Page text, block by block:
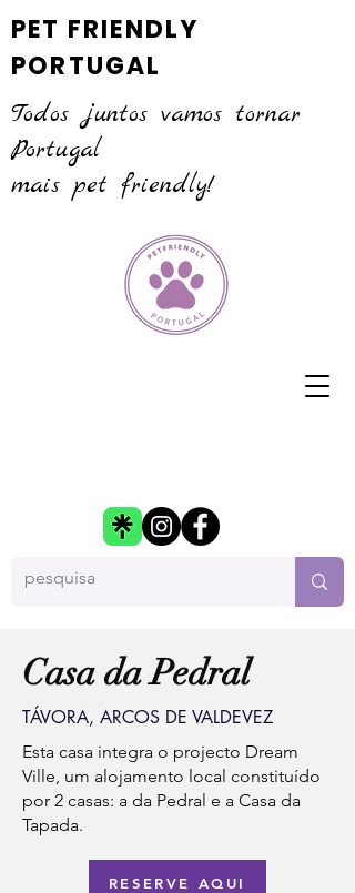
PET FRIENDLY
PORTUGAL
Todos juntos vamos tornar
Portugal
mais pet friendly!
Casa da Pedral
TÁVORA, ARCOS DE VALDEVEZ
Esta casa integra o projecto Dream
Ville, um alojamento local constituído
por 2 casas: a da Pedral e a Casa da
Tapada.
RESERVE AQUI